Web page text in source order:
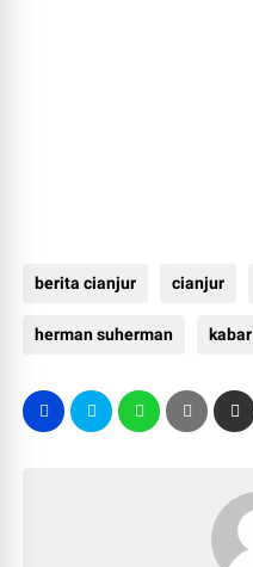
berita cianjur cianjur
herman suherman